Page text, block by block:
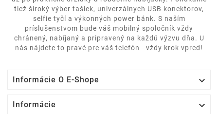
tiež široký výber tašiek, univerzálnych USB konektorov,
selfie tyčí a výkonných power bánk. S naším
príslušenstvom bude váš mobilný spoločník vždy
chránený, nabíjaný a pripravený na každú výzvu dňa. U
nás nájdete to pravé pre váš telefón - vždy krok vpred!
Informácie O E-Shope 
Informácie 